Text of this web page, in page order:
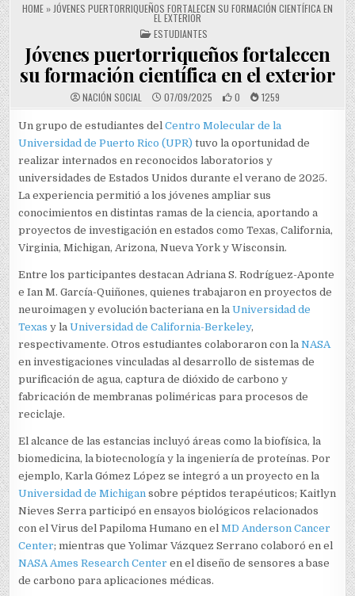
HOME » JÓVENES PUERTORRIQUEÑOS FORTALECEN SU FORMACIÓN CIENTÍFICA EN
EL EXTERIOR
POSTED IN
ESTUDIANTES
Jóvenes puertorriqueños fortalecen
su formación científica en el exterior
NACIÓN SOCIAL 07/09/2025 0 1259
Un grupo de estudiantes delCentro Molecular de la
Universidad de Puerto Rico (UPR) tuvo la oportunidad de
realizar internados en reconocidos laboratorios y
universidades de Estados Unidos durante el verano de 2025.
La experiencia permitió a los jóvenes ampliar sus
conocimientos en distintas ramas de la ciencia, aportando a
proyectos de investigación en estados como Texas, California,
Virginia, Michigan, Arizona, Nueva York y Wisconsin.
Entre los participantes destacan Adriana S. Rodríguez-Aponte
e Ian M. García-Quiñones, quienes trabajaron en proyectos de
neuroimagen y evolución bacteriana en laUniversidad de
Texas y laUniversidad de California-Berkeley,
respectivamente. Otros estudiantes colaboraron con laNASA
en investigaciones vinculadas al desarrollo de sistemas de
purificación de agua, captura de dióxido de carbono y
fabricación de membranas poliméricas para procesos de
reciclaje.
El alcance de las estancias incluyó áreas como la biofísica, la
biomedicina, la biotecnología y la ingeniería de proteínas. Por
ejemplo, Karla Gómez López se integró a un proyecto en la
Universidad de Michigan sobre péptidos terapéuticos; Kaitlyn
Nieves Serra participó en ensayos biológicos relacionados
con el Virus del Papiloma Humano en elMD Anderson Cancer
Center; mientras que Yolimar Vázquez Serrano colaboró en el
NASA Ames Research Center en el diseño de sensores a base
de carbono para aplicaciones médicas.